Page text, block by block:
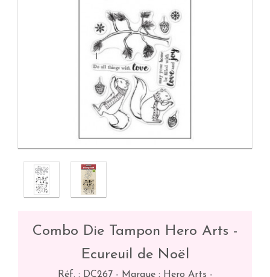
Combo Die Tampon Hero Arts -
Ecureuil de Noël
Réf. : DC267- Marque : Hero Arts -